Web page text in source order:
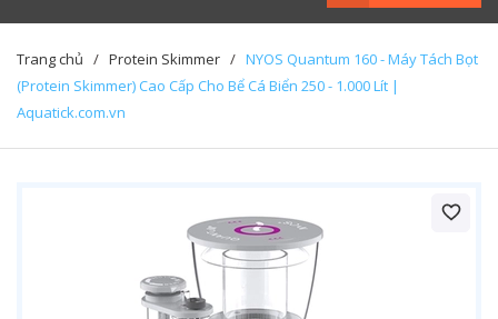
Trang chủ / Protein Skimmer / NYOS Quantum 160 - Máy Tách Bọt
(Protein Skimmer) Cao Cấp Cho Bể Cá Biển 250 - 1.000 Lít |
Aquatick.com.vn